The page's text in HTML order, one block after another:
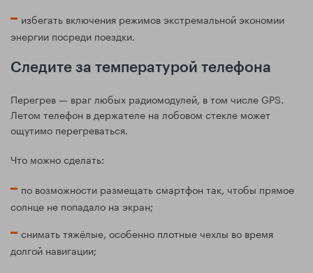
избегать включения режимов экстремальной экономии
энергии посреди поездки.
Следите за температурой телефона
Перегрев — враг любых радиомодулей, в том числе GPS.
Летом телефон в держателе на лобовом стекле может
ощутимо перегреваться.
Что можно сделать:
по возможности размещать смартфон так, чтобы прямое
солнце не попадало на экран;
снимать тяжёлые, особенно плотные чехлы во время
долгой навигации;